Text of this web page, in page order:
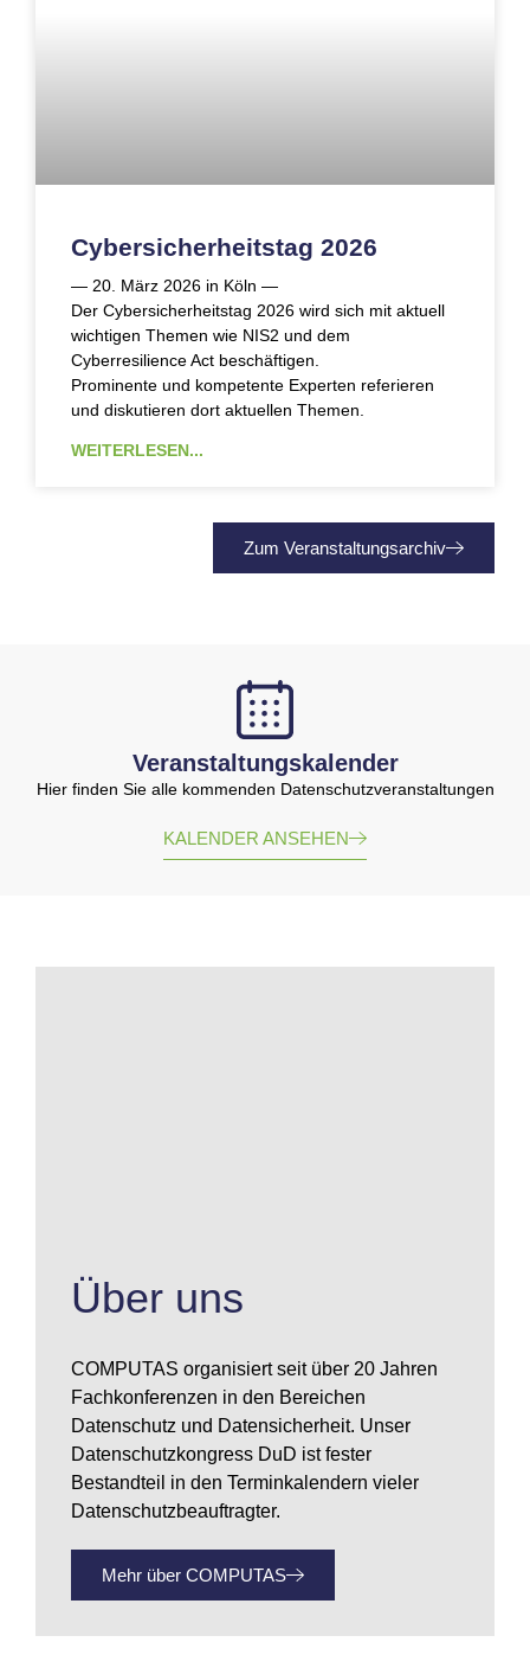
Cybersicherheitstag 2026
— 20. März 2026 in Köln —
Der Cybersicherheitstag 2026 wird sich mit aktuell
wichtigen Themen wie NIS2 und dem
Cyberresilience Act beschäftigen.
Prominente und kompetente Experten referieren
und diskutieren dort aktuellen Themen.
WEITERLESEN...
Zum Veranstaltungsarchiv
Veranstaltungskalender
Hier finden Sie alle kommenden Datenschutzveranstaltungen
KALENDER ANSEHEN
Über uns
COMPUTAS organisiert seit über 20 Jahren
Fachkonferenzen in den Bereichen
Datenschutz und Datensicherheit. Unser
Datenschutzkongress DuD ist fester
Bestandteil in den Terminkalendern vieler
Datenschutzbeauftragter.
Mehr über COMPUTAS